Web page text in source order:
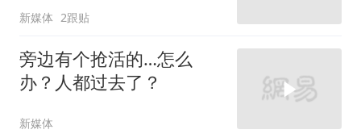
新媒体 2跟贴
旁边有个抢活的…怎么
办？人都过去了？
新媒体